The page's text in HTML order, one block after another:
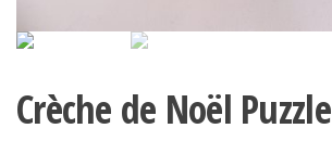
Crèche de Noël Puzzle